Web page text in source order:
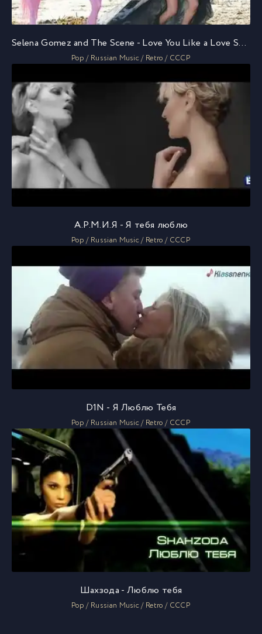
Selena Gomez and The Scene - Love You Like a Love Song
Pop / Russian Music / Retro / СССР
А.Р.М.И.Я - Я тебя люблю
Pop / Russian Music / Retro / СССР
D1N - Я Люблю Тебя
Pop / Russian Music / Retro / СССР
Шахзода - Люблю тебя
Pop / Russian Music / Retro / СССР